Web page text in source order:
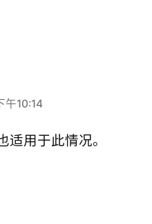
午10:14
用于此情况。